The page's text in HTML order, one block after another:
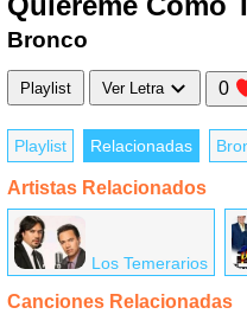
Bronco
Playlist Ver Letra 0
Playlist Relacionadas
Artistas Relacionados
Los Temerarios
Canciones Relacionadas